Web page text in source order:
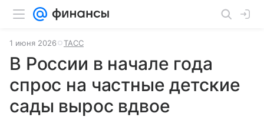
1 июня 2026 ТАСС
В России в начале года
спрос на частные детские
сады вырос вдвое